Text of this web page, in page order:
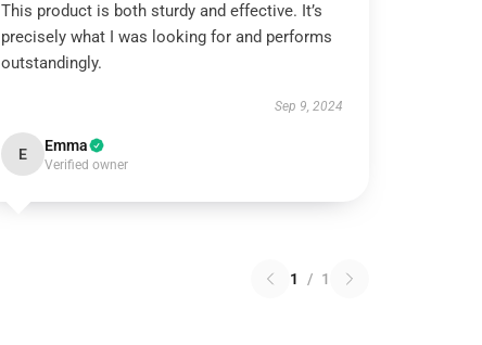
This product is both sturdy and effective. It’s
precisely what I was looking for and performs
outstandingly.
Sep 9, 2024
E Emma
Verified owner
1 / 1